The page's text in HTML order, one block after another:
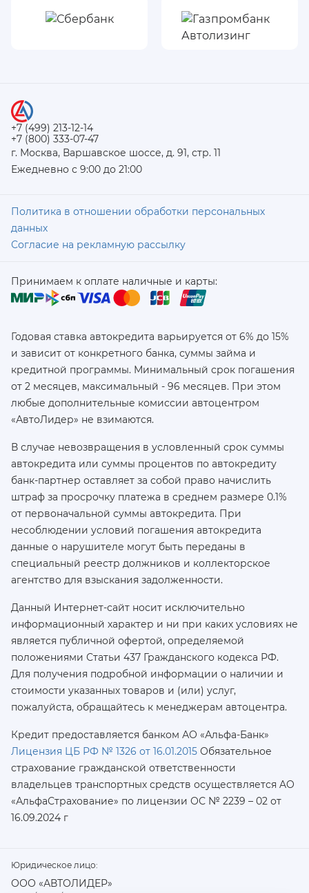
+7 (499) 213-12-14
+7 (800) 333-07-47
г. Москва, Варшавское шоссе, д. 91, стр. 11
Ежедневно с 9:00 до 21:00
Политика в отношении обработки персональных
данных
Согласие на рекламную рассылку
Принимаем к оплате наличные и карты:
Годовая ставка автокредита варьируется от 6% до 15%
и зависит от конкретного банка, суммы займа и
кредитной программы. Минимальный срок погашения
от 2 месяцев, максимальный - 96 месяцев. При этом
любые дополнительные комиссии автоцентром
«АвтоЛидер» не взимаются.
В случае невозвращения в условленный срок суммы
автокредита или суммы процентов по автокредиту
банк-партнер оставляет за собой право начислить
штраф за просрочку платежа в среднем размере 0.1%
от первоначальной суммы автокредита. При
несоблюдении условий погашения автокредита
данные о нарушителе могут быть переданы в
специальный реестр должников и коллекторское
агентство для взыскания задолженности.
Данный Интернет-сайт носит исключительно
информационный характер и ни при каких условиях не
является публичной офертой, определяемой
положениями Статьи 437 Гражданского кодекса РФ.
Для получения подробной информации о наличии и
стоимости указанных товаров и (или) услуг,
пожалуйста, обращайтесь к менеджерам автоцентра.
Кредит предоставляется банком АО «Альфа-Банк»
Лицензия ЦБ РФ № 1326 от 16.01.2015 Обязательное
страхование гражданской ответственности
владельцев транспортных средств осуществляется AO
«АльфаСтрахование» по лицензии ОС № 2239 – 02 от
16.09.2024 г
Юридическое лицо:
ООО «АВТОЛИДЕР»